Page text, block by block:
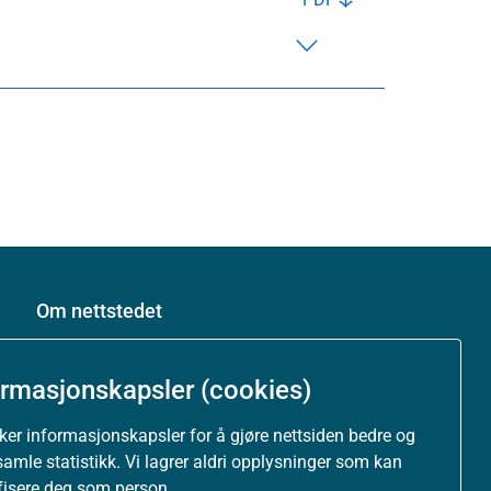
(cookies)
informasjonskapsler for å gjøre nettsiden bedre og
statistikk. Vi lagrer aldri opplysninger som kan
Om nettstedet
Besøksstatistikk og informasjonskapsler